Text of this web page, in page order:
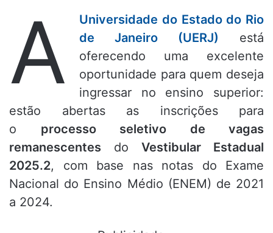
A
Universidade do Estado do Rio
de Janeiro (UERJ)
está
oferecendo uma excelente
oportunidade para quem deseja
ingressar no ensino superior:
estão abertas as inscrições para
o processo seletivo de vagas
remanescentes do Vestibular Estadual
2025.2, com base nas notas do Exame
Nacional do Ensino Médio (ENEM) de 2021
a 2024.